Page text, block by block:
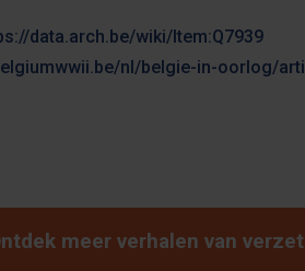
data.arch.be/wiki/Item:Q7939
nl/belgie-in-oorlog/
meer verhalen van